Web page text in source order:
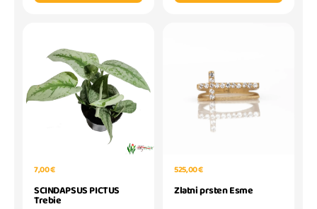
7,00 €
SCINDAPSUS PICTUS
Trebie
525,00 €
Zlatni prsten Esme